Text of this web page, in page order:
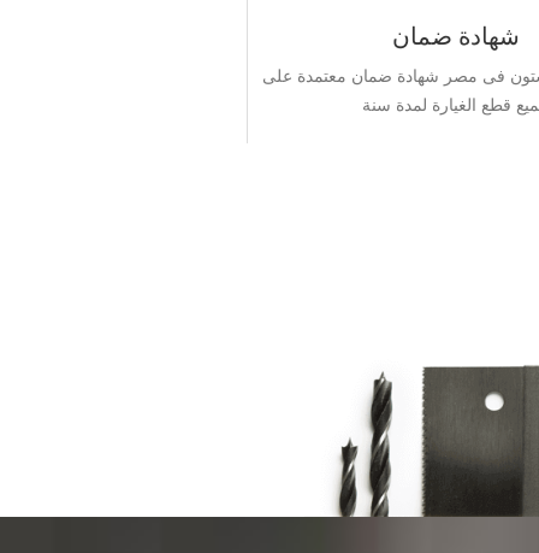
شهادة ضمان
فى مصر شهادة ضمان معتمدة على
قطع الغيارة لمدة سنة